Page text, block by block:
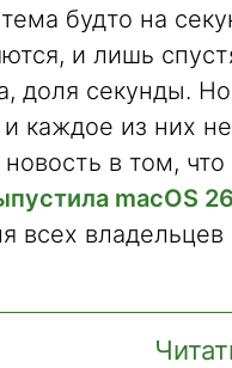
будто на
и лишь
доля секунды.
и каждое из них
в том, что
macOS
всех